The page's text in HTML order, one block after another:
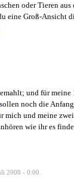
oder Tieren
eine Groß-Ansicht
und für
sollen noch die
mich und meine
wie ihr es
2008 - 0:00.